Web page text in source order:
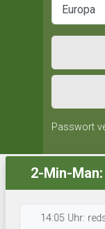
Passwort
2-Min-
14:05 Uhr: